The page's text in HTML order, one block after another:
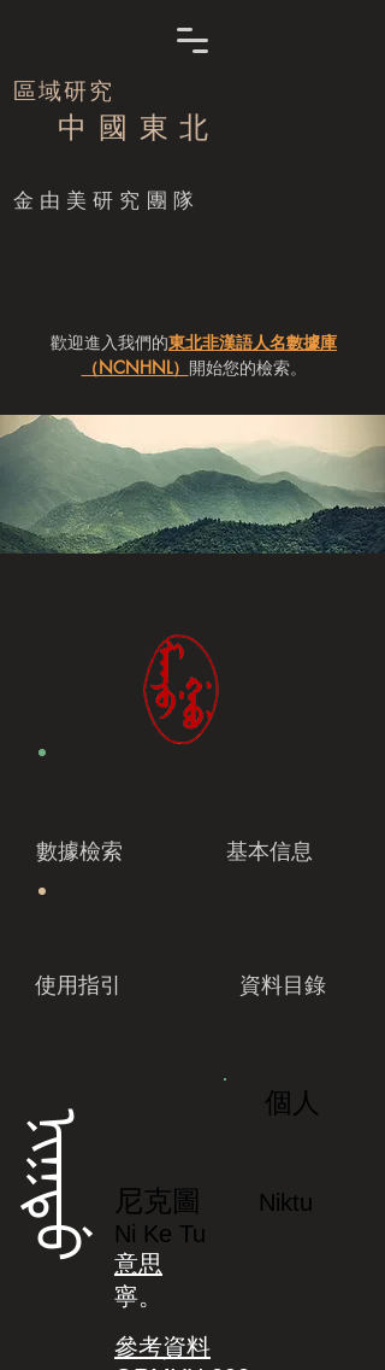
區域研究
中 國 東 北
​金由美研究團隊
歡迎進入我們的東北非漢語人名數據庫
（NCNHNL） 開始您的檢索。
數據檢索 基本信息
使用指引 資料目錄
ᠨᡳᡴᡨᡠ
個人
尼克圖
Niktu
Ni Ke Tu
意思
寧。
參考資料